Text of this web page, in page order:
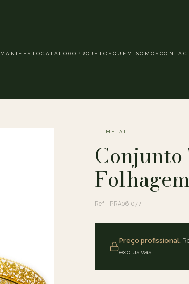
MANIFESTOCATÁLOGO PROJETOS QUEM SOMOS
METAL
Ref. PRA06.077
Preço profissional.
exclusivas.